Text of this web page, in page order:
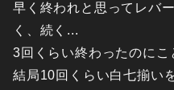
早く終われと思ってレバ
く、続く...
3回くらい終わったのにこ
結局10回くらい白七揃い